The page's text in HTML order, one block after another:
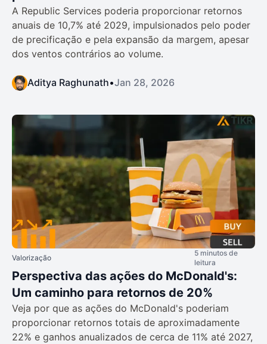
A Republic Services poderia proporcionar retornos
anuais de 10,7% até 2029, impulsionados pelo poder
de precificação e pela expansão da margem, apesar
dos ventos contrários ao volume.
Aditya Raghunath•Jan 28, 2026
Valorização
5 minutos de
leitura
Perspectiva das ações do McDonald's:
Um caminho para retornos de 20%
Veja por que as ações do McDonald's poderiam
proporcionar retornos totais de aproximadamente
22% e ganhos anualizados de cerca de 11% até 2027,